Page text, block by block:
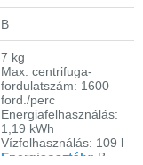
B
7 kg
Max. centrifuga-
fordulatszám: 1600
ford./perc
Energiafelhasználás:
1,19 kWh
Vízfelhasználás: 109 l
Energiaosztály: B